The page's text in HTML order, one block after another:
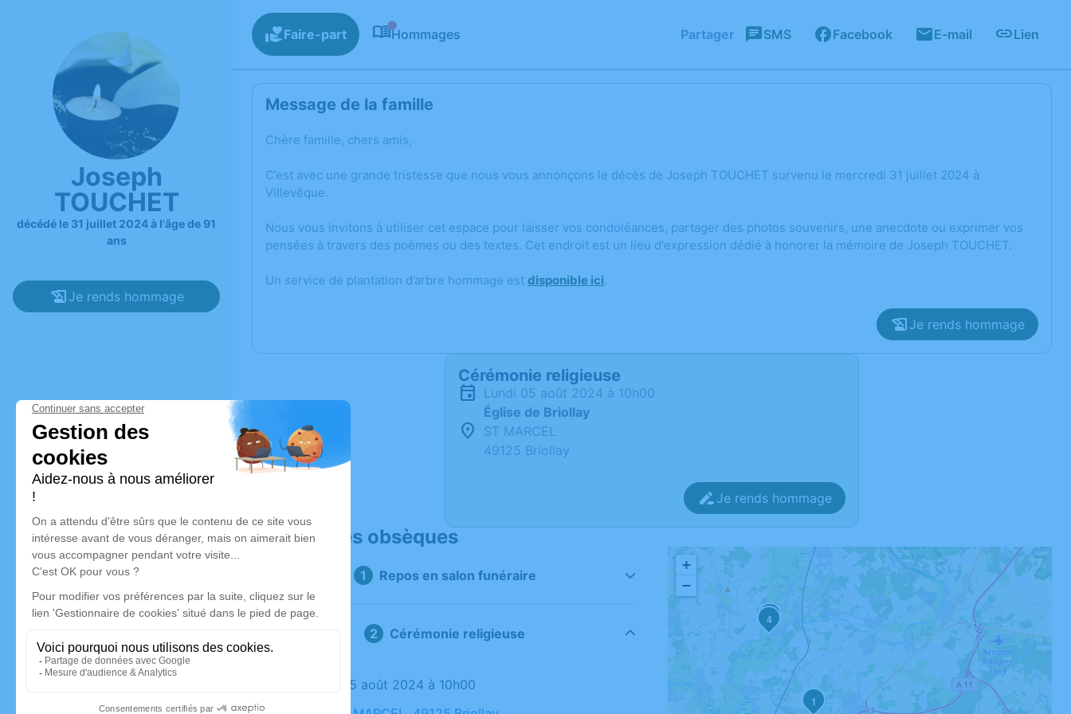
Joseph
TOUCHET
décédé le 31 juillet 2024 à l'âge de 91
ans
Je rends hommage
Faire-part Hommages Partager SMS Facebook E-mail Lien
Message de la famille
Chère famille, chers amis,
C’est avec une grande tristesse que nous vous annonçons le décès de Joseph TOUCHET survenu le mercredi 31 juillet 2024 à
Villevêque.
Nous vous invitons à utiliser cet espace pour laisser vos condoléances, partager des photos souvenirs, une anecdote ou exprimer vos
pensées à travers des poèmes ou des textes. Cet endroit est un lieu d'expression dédié à honorer la mémoire de Joseph TOUCHET.
Un service de plantation d’arbre hommage est disponible ici.
Je rends hommage
Cérémonie religieuse
lundi 05 août 2024 à 10h00
Église de Briollay
ST MARCEL
49125 Briollay
Je rends hommage
Déroulé des obsèques
Repos en salon funéraire
Cérémonie religieuse
Le lundi 05 août 2024 à 10h00
1
2
4
+
−